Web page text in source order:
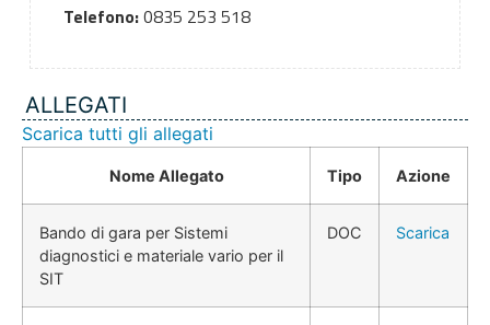
Telefono:0835 253 518
ALLEGATI
Scarica tutti gli allegati
Nome Allegato Tipo Azione
Bando di gara per Sistemi
diagnostici e materiale vario per il
SIT
DOC Scarica